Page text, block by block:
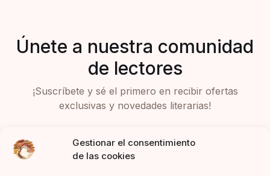
Gestionar el consentimiento
de las cookies
Únete a nuestra comunidad
de lectores
¡Suscríbete y sé el primero en recibir ofertas
exclusivas y novedades literarias!